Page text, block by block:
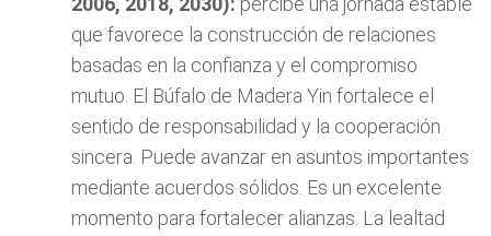
que favorece la construcción de relaciones
basadas en la confianza y el compromiso
mutuo. El Búfalo de Madera Yin fortalece el
sentido de responsabilidad y la cooperación
sincera. Puede avanzar en asuntos importantes
mediante acuerdos sólidos. Es un excelente
momento para fortalecer alianzas. La lealtad